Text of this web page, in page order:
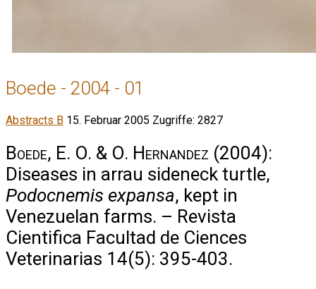
Boede - 2004 - 01
Abstracts B 15. Februar 2005 Zugriffe: 2827
Boede, E. O. & O. Hernandez (2004):
Diseases in arrau sideneck turtle,
Podocnemis expansa, kept in
Venezuelan farms. – Revista
Cientifica Facultad de Ciences
Veterinarias 14(5): 395-403.